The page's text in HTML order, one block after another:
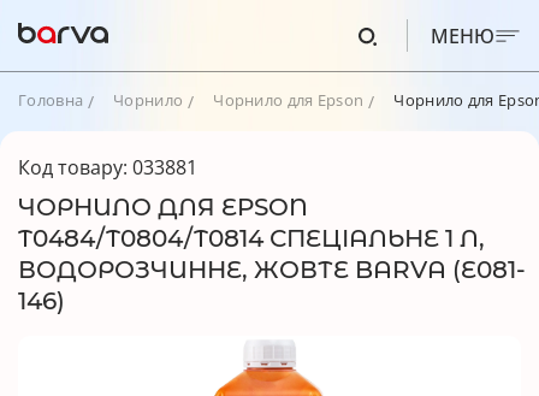
МЕНЮ
Головна Чорнило Чорнило для Epson Чорнило для
Код товару: 033881
ЧОРНИЛО ДЛЯ EPSON
T0484/T0804/T0814 СПЕЦІАЛЬНЕ 1 Л,
ВОДОРОЗЧИННЕ, ЖОВТЕ BARVA (E081-
146)